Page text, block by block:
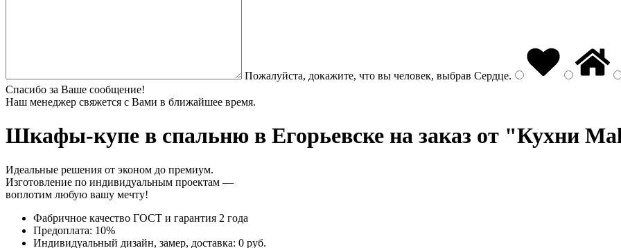
Пожалуйста, докажите, что вы человек, выбрав Сердце.
Спасибо за Ваше сообщение!
Наш менеджер свяжется с Вами в ближайшее время.
Шкафы-купе в спальню в Егорьевске на заказ от "Кухни
Идеальные решения от эконом до премиум.
Изготовление по индивидуальным проектам —
воплотим любую вашу мечту!
Фабричное качество ГОСТ и гарантия 2 года
Предоплата: 10%
Индивидуальный дизайн, замер, доставка: 0 руб.